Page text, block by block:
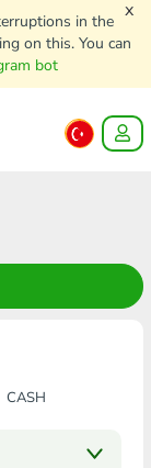
in the
on this. You can
bot
x
CASH